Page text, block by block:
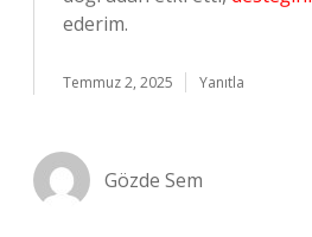
ederim.
Temmuz 2, 2025 Yanıtla
Gözde Sem